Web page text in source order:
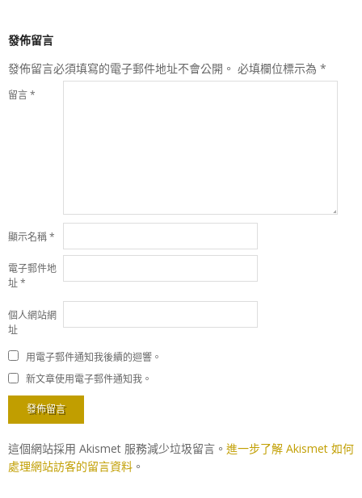
發佈留言
發佈留言必須填寫的電子郵件地址不會公開。 必填欄位標示為 *
留言*
顯示名稱*
電子郵件地
址*
個人網站網
址
用電子郵件通知我後續的迴響。
新文章使用電子郵件通知我。
這個網站採用 Akismet 服務減少垃圾留言。 進一步了解 Akismet 如何
處理網站訪客的留言資料 。